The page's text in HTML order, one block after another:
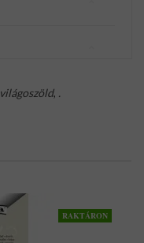
világoszöld, .
RAKTÁRON